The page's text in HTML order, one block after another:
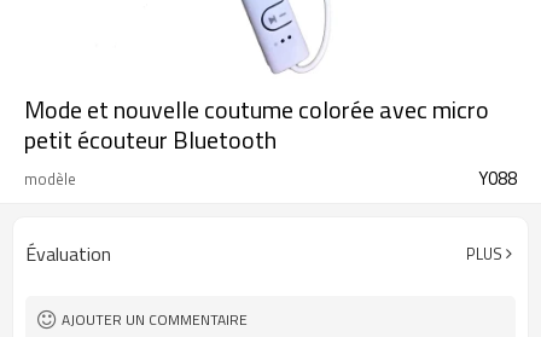
Mode et nouvelle coutume colorée avec micro
petit écouteur Bluetooth
modèle Y088
Évaluation PLUS
AJOUTER UN COMMENTAIRE